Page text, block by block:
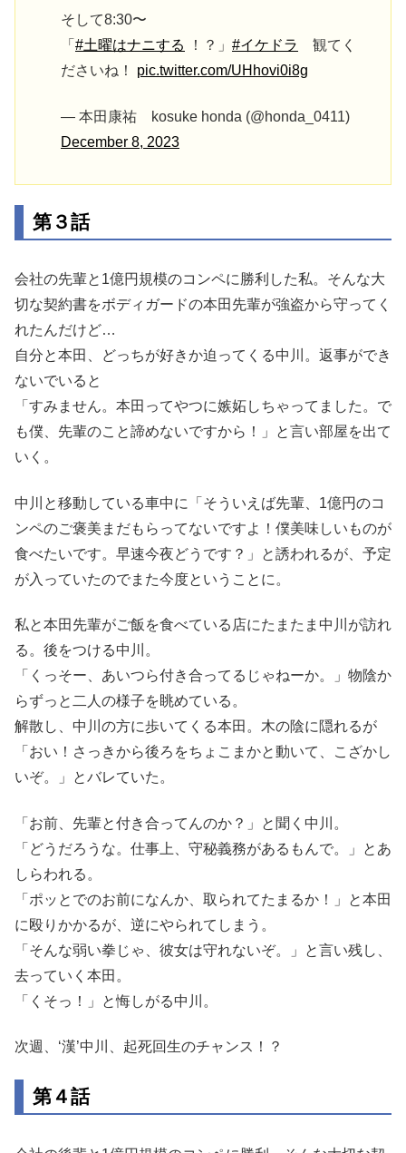
そして8:30〜
「 #土曜はナニする ！？」 #イケドラ
観てく
ださいね！ pic.twitter.com/UHhovi0i8g
— 本田康祐 kosuke honda (@honda_0411)
December 8, 2023
第３話
会社の先輩と1億円規模のコンペに勝利した私。そんな大
切な契約書をボディガードの本田先輩が強盗から守ってく
れたんだけど…
自分と本田、どっちが好きか迫ってくる中川。返事ができ
ないでいると
「すみません。本田ってやつに嫉妬しちゃってました。で
も僕、先輩のこと諦めないですから！」と言い部屋を出て
いく。
中川と移動している車中に「そういえば先輩、1億円のコ
ンペのご褒美まだもらってないですよ！僕美味しいものが
食べたいです。早速今夜どうです？」と誘われるが、予定
が入っていたのでまた今度ということに。
私と本田先輩がご飯を食べている店にたまたま中川が訪れ
る。後をつける中川。
「くっそー、あいつら付き合ってるじゃねーか。」物陰か
らずっと二人の様子を眺めている。
解散し、中川の方に歩いてくる本田。木の陰に隠れるが
「おい！さっきから後ろをちょこまかと動いて、こざかし
いぞ。」とバレていた。
「お前、先輩と付き合ってんのか？」と聞く中川。
「どうだろうな。仕事上、守秘義務があるもんで。」とあ
しらわれる。
「ポッとでのお前になんか、取られてたまるか！」と本田
に殴りかかるが、逆にやられてしまう。
「そんな弱い拳じゃ、彼女は守れないぞ。」と言い残し、
去っていく本田。
「くそっ！」と悔しがる中川。
次週、‘漢’中川、起死回生のチャンス！？
第４話